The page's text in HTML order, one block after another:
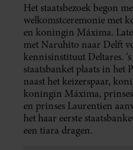
Het staatsbezoek begon
welkomstceremonie met
en koningin Máxima.
met Naruhito naar Delft
kennisinstituut Deltares.
staatsbanket plaats in het
naast het keizerspaar,
koningin Máxima,
en prinses Laurentien
het haar eerste
een tiara dragen.